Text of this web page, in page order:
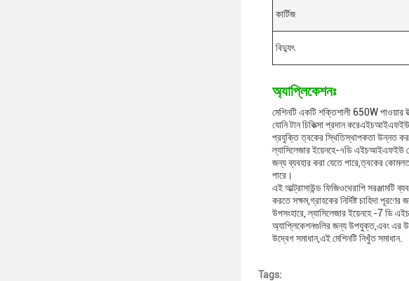
কার্টিজ
বিদ্যুৎ
অ্যাপ্লিকেশনঃ
মেশিনটি একটি শক্তিশালী 650W পাওয়ার
যোনি টান চিকিত্সা প্রদান
প্রযুক্তি ত্বকের স্থিতিস্থাপকতা উন্নত
ল্যাসিলেজার ইয়েনহে-৭ডি এইচআইএফইউ
জন্য ব্যবহার করা যেতে পারে,ত্বকের
পারে।
এই আল্ট্রাসাউন্ড ফিজিওথেরাপি সরঞ্জামটি
করতে সক্ষম,গ্রাহকের নির্দিষ্ট চাহিদা
উপসংহারে, ল্যাসিলেজার ইয়েনহে -7 ডি
অ্যাপ্লিকেশনগুলির জন্য উপযুক্ত,এবং এর
উদ্বেগ সমাধান,এই মেশিনটি নিখুঁত সমাধান.
Tags: